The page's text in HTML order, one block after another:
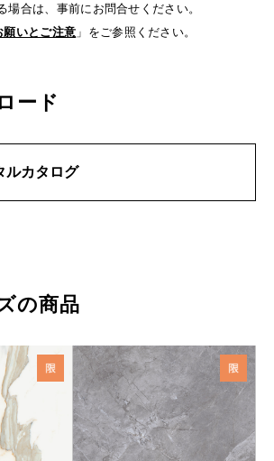
場合は、事前にお問合せください。
願いとご注意 」をご参照ください。
ード
ルカタログ
の商品